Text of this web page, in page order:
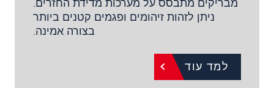
מבריקים מתבסס על מערכות מדידת החזרים.
ניתן לזהות זיהומים ופגמים קטנים ביותר
בצורה אמינה.
למד עוד